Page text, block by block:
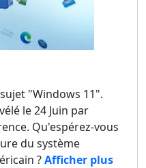
"Windows 11".
le 24 Juin par
Qu'espérez-vous
du système
?Afficher plus